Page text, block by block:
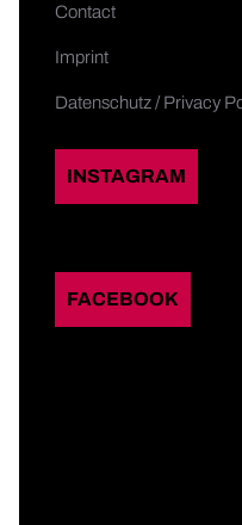
Contact
Imprint
Datenschutz / Privacy
INSTAGRAM
FACEBOOK